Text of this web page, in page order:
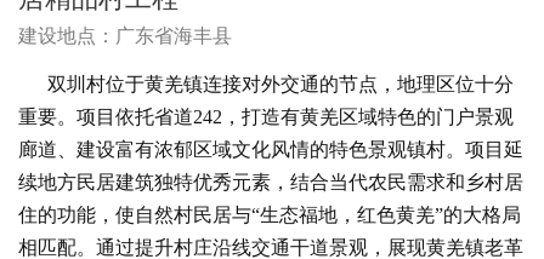
建设地点：广东省海丰县
双圳村位于黄羌镇连接对外交通的节点，地理区位十分
重要。项目依托省道242，打造有黄羌区域特色的门户景观
廊道、建设富有浓郁区域文化风情的特色景观镇村。项目延
续地方民居建筑独特优秀元素，结合当代农民需求和乡村居
住的功能，使自然村民居与“生态福地，红色黄羌”的大格局
相匹配。通过提升村庄沿线交通干道景观，展现黄羌镇老革